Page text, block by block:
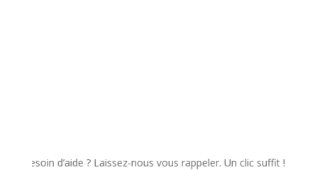
d’aide ? Laissez-nous vous rappeler. Un clic suffit !